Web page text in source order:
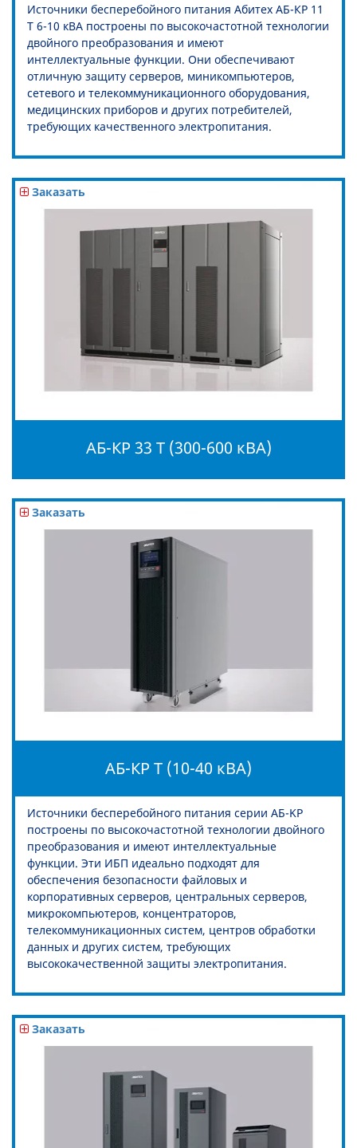
Источники бесперебойного питания Абитех АБ-КР 11
Т 6-10 кВА построены по высокочастотной технологии
двойного преобразования и имеют
интеллектуальные функции. Они обеспечивают
отличную защиту серверов, миникомпьютеров,
сетевого и телекоммуникационного оборудования,
медицинских приборов и других потребителей,
требующих качественного электропитания.
Заказать
АБ-КР 33 Т (300-600 кВА)
Заказать
АБ-КР Т (10-40 кВА)
Источники бесперебойного питания серии АБ-KР
построены по высокочастотной технологии двойного
преобразования и имеют интеллектуальные
функции. Эти ИБП идеально подходят для
обеспечения безопасности файловых и
корпоративных серверов, центральных серверов,
микрокомпьютеров, концентраторов,
телекоммуникационных систем, центров обработки
данных и других систем, требующих
высококачественной защиты электропитания.
Заказать